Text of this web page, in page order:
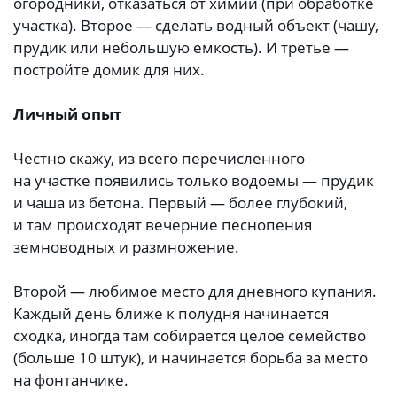
участка). Второе — сделать водный объект (чашу,
прудик или небольшую емкость). И третье —
постройте домик для них.
Личный опыт
Честно скажу, из всего перечисленного
на участке появились только водоемы — прудик
и чаша из бетона. Первый — более глубокий,
и там происходят вечерние песнопения
земноводных и размножение.
Второй — любимое место для дневного купания.
Каждый день ближе к полудня начинается
сходка, иногда там собирается целое семейство
(больше 10 штук), и начинается борьба за место
на фонтанчике.